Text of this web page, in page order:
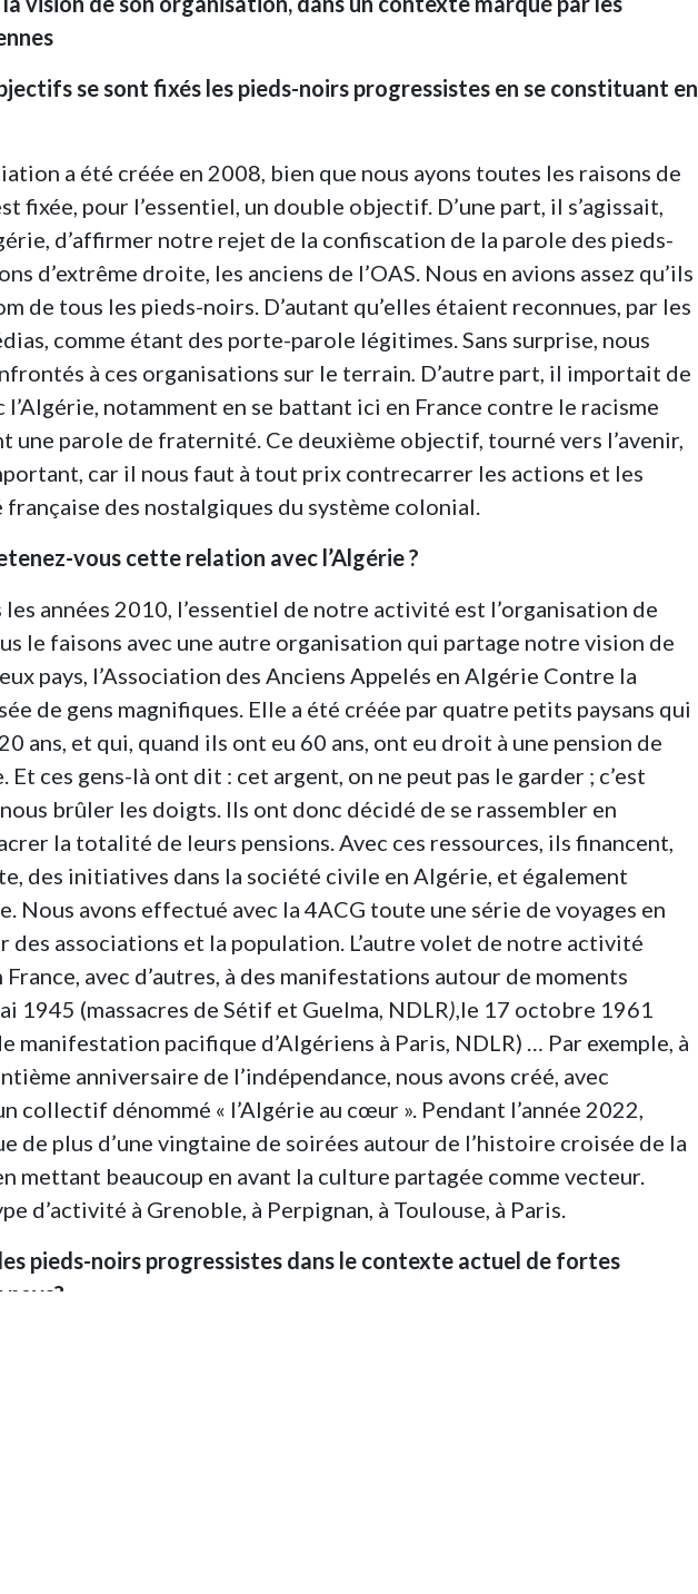
se sont fixés les pieds-noirs progressistes en se constituant en
a été créée en 2008, bien que nous ayons toutes les raisons de
fixée, pour l’essentiel, un double objectif. D’une part, il s’agissait,
d’affirmer notre rejet de la confiscation de la parole des pieds-
d’extrême droite, les anciens de l’OAS. Nous en avions assez qu’ils
de tous les pieds-noirs. D’autant qu’elles étaient reconnues, par les
comme étant des porte-parole légitimes. Sans surprise, nous
à ces organisations sur le terrain. D’autre part, il importait de
notamment en se battant ici en France contre le racisme
une parole de fraternité. Ce deuxième objectif, tourné vers l’avenir,
car il nous faut à tout prix contrecarrer les actions et les
française des nostalgiques du système colonial.
vous cette relation avec l’Algérie ?
les années 2010, l’essentiel de notre activité est l’organisation de
le faisons avec une autre organisation qui partage notre vision de
pays, l’Association des Anciens Appelés en Algérie Contre la
de gens magnifiques. Elle a été créée par quatre petits paysans qui
ans, et qui, quand ils ont eu 60 ans, ont eu droit à une pension de
ces gens-là ont dit : cet argent, on ne peut pas le garder ; c’est
nous brûler les doigts. Ils ont donc décidé de se rassembler en
la totalité de leurs pensions. Avec ces ressources, ils financent,
des initiatives dans la société civile en Algérie, et également
Nous avons effectué avec la 4ACG toute une série de voyages en
associations et la population. L’autre volet de notre activité
avec d’autres, à des manifestations autour de moments
1945 (massacres de Sétif et Guelma, NDLR),le 17 octobre 1961
manifestation pacifique d’Algériens à Paris, NDLR) … Par exemple, à
anniversaire de l’indépendance, nous avons créé, avec
collectif dénommé « l’Algérie au cœur ». Pendant l’année 2022,
de plus d’une vingtaine de soirées autour de l’histoire croisée de la
mettant beaucoup en avant la culture partagée comme vecteur.
d’activité à Grenoble, à Perpignan, à Toulouse, à Paris.
pieds-noirs progressistes dans le contexte actuel de fortes